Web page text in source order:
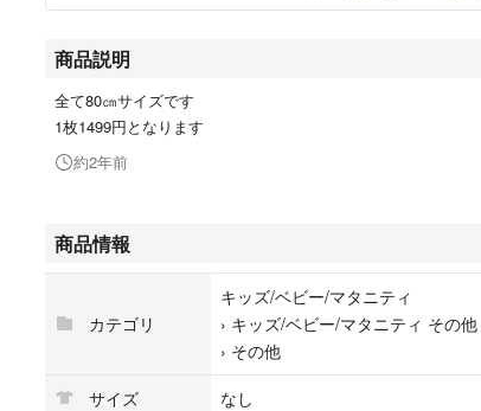
商品説明
全て80㎝サイズです
1枚1499円となります
約2年前
商品情報
カテゴリ
キッズ/ベビー/マタニティ
› キッズ/ベビー/マタニティ その他
› その他
サイズ
なし